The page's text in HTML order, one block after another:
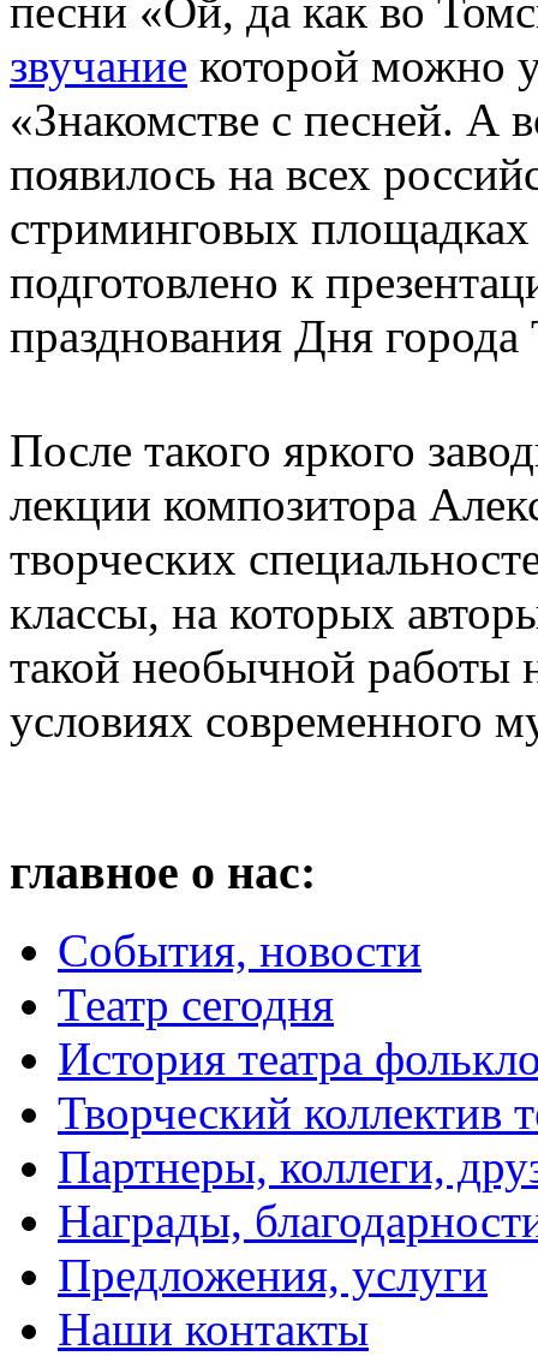
песни «Ой, да как во
звучание которой можно
«Знакомстве с песней. А
появилось на всех
стриминговых
подготовлено к
празднования Дня города
После такого яркого
лекции композитора
творческих
классы, на которых
такой необычной работы
условиях современного
главное о нас:
События, новости
Театр сегодня
История театра
Творческий коллектив
Партнеры, коллеги,
Награды,
Предложения, услуги
Наши контакты